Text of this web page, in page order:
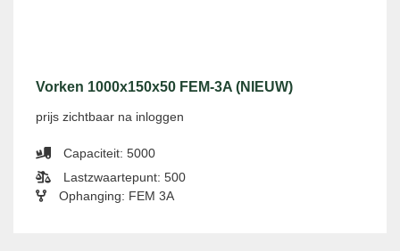
Vorken 1000x150x50 FEM-3A (NIEUW)
prijs zichtbaar na inloggen
Capaciteit: 5000
Lastzwaartepunt: 500
Ophanging: FEM 3A